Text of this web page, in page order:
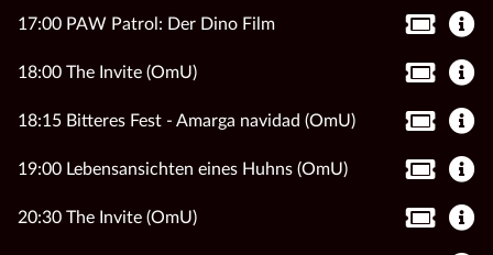
17:00 PAW Patrol: Der Dino Film
18:00 The Invite (OmU)
18:15 Bitteres Fest - Amarga navidad (OmU)
19:00 Lebensansichten eines Huhns (OmU)
20:30 The Invite (OmU)